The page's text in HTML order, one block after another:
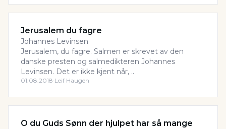
Jerusalem du fagre
Johannes Levinsen
Jerusalem, du fagre. Salmen er skrevet av den
danske presten og salmedikteren Johannes
Levinsen. Det er ikke kjent når, ..
01.08.2018·Leif Haugen
O du Guds Sønn der hjulpet har så mange